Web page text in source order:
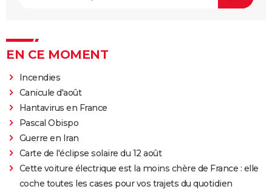
EN CE MOMENT
Incendies
Canicule d'août
Hantavirus en France
Pascal Obispo
Guerre en Iran
Carte de l'éclipse solaire du 12 août
Cette voiture électrique est la moins chère de France : elle
coche toutes les cases pour vos trajets du quotidien